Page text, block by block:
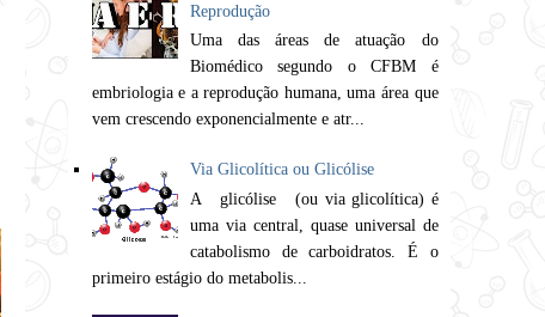
Reprodução
Uma das áreas de atuação do
Biomédico segundo o CFBM é
embriologia e a reprodução humana, uma área que
vem crescendo exponencialmente e atr...
Via Glicolítica ou Glicólise
A glicólise (ou via glicolítica) é
uma via central, quase universal de
catabolismo de carboidratos. É o
primeiro estágio do metabolis...